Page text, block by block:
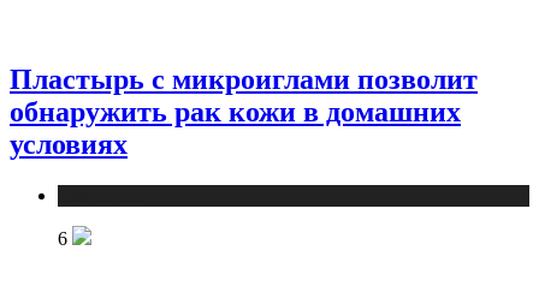
Пластырь с микроиглами позволит
обнаружить рак кожи в домашних
условиях
6